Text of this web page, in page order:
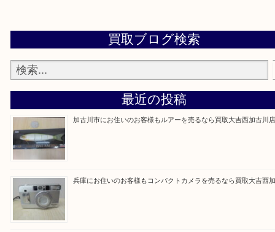
買取大吉西加古川店に来てよかった！そう思ってい
よう丁寧に査定いたします。
Facebook
Twitter
Line